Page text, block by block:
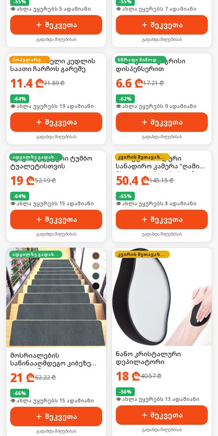
-55%
🛒 ბოლო 24სთ-ში იყიდა 7-მა
შეკვეთა
გადახდა მიღებისას
-55%
🛒 ბოლო 24სთ-ში იყიდა 8-მა
შეკვეთა
გადახდა მიღებისას
პოპულარული
3D მანათობელი კედლის
საათი ჩარჩოს გარეშე
11.4₾31.89₾
-64%
🛒 ბოლო 24სთ-ში იყიდა 25-მა
შეკვეთა
გადახდა მიღებისას
სწრაფი მიწოდება
სილიკონის ჯაგრისი
დისპენსერით
6.6 ₾17.21₾
-62%
🛒 ბოლო 24სთ-ში იყიდა 11-მა
შეკვეთა
გადახდა მიღებისას
ადგილზე გადახდა
სუპერ ეფექტური ტუმბო
ტუალეტისთვის
19 ₾52.19₾
-64%
🛒 ბოლო 24სთ-ში იყიდა 23-მა
შეკვეთა
გადახდა მიღებისას
კვირის შეთავაზება
პროფესიონალური
სანადირო კამერა "ღამის
მხედველობის" სისტემით
50.4₾145.15₾
-65%
🛒 ბოლო 24სთ-ში იყიდა 8-მა
შეკვეთა
გადახდა მიღებისას
ადგილზე გადახდა
მოსრიალების
საწინააღმდეგო კიბეზე
დასაფენი
21 ₾62.22₾
-66%
🛒 ბოლო 24სთ-ში იყიდა 23-მა
შეკვეთა
გადახდა მიღებისას
კვირის შეთავაზება
ნანო კრისტალური
დეპილატორი
18 ₾40.57₾
-56%
🛒 ბოლო 24სთ-ში იყიდა 20-მა
შეკვეთა
გადახდა მიღებისას